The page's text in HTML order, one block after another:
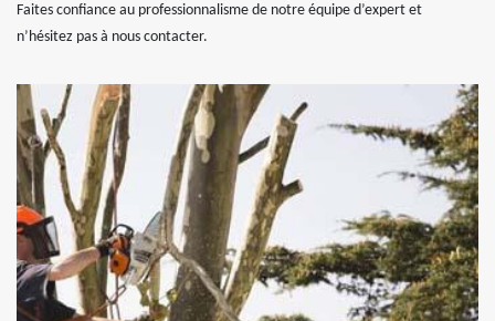
Faites confiance au professionnalisme de notre équipe d’expert et
n’hésitez pas à nous contacter.